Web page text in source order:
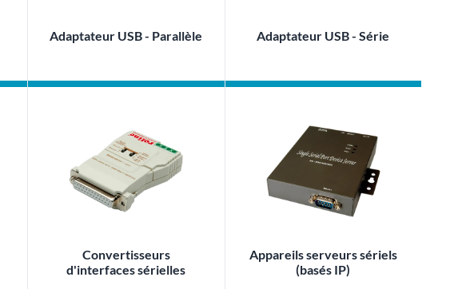
Adaptateur USB - Parallèle Adaptateur USB - Série
Convertisseurs
d'interfaces sérielles
Appareils serveurs sériels
(basés IP)